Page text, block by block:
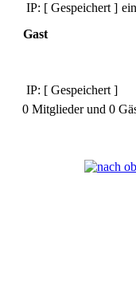
IP: [ Gespeichert ]
Gast
IP: [ Gespeichert ]
0 Mitglieder und 0